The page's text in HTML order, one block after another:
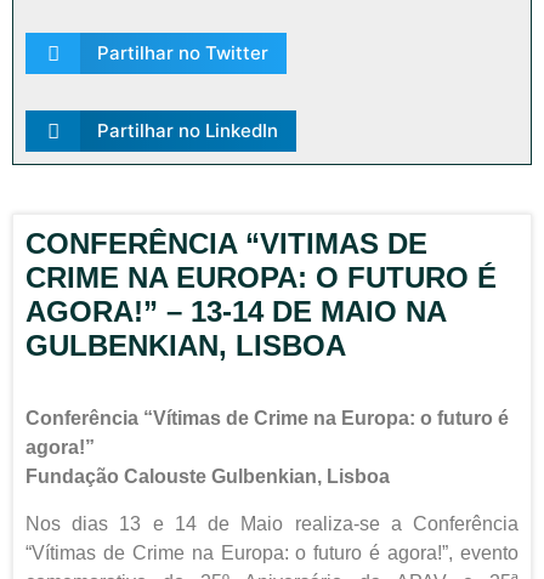
Partilhar no Twitter
Partilhar no LinkedIn
CONFERÊNCIA “VITIMAS DE
CRIME NA EUROPA: O FUTURO É
AGORA!” – 13-14 DE MAIO NA
GULBENKIAN, LISBOA
Conferência “Vítimas de Crime na Europa: o futuro é
agora!”
Fundação Calouste Gulbenkian, Lisboa
Nos dias 13 e 14 de Maio realiza-se a Conferência
“Vítimas de Crime na Europa: o futuro é agora!”, evento